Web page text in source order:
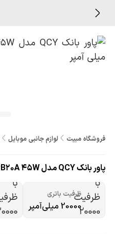
فروشگاه مبیت لوازم جانبی موبایل
پاور بانک QCY مدل PB20A 45W با ظرفیت 20000 میلی آمپر
ظرفیت باتری
20000 میلی‌آمپر